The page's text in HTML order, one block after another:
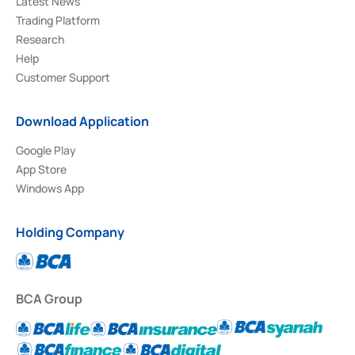
Trading Platform
Research
Help
Customer Support
Download Application
Google Play
App Store
Windows App
Holding Company
BCA Group